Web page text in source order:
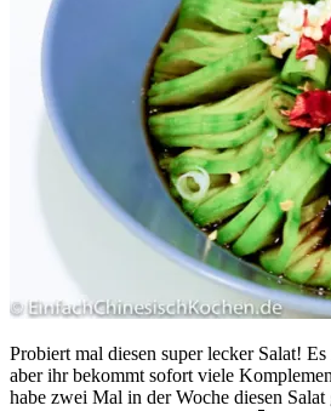
Probiert mal diesen super lecker Salat!
aber ihr bekommt sofort viele
habe zwei Mal in der Woche diesen